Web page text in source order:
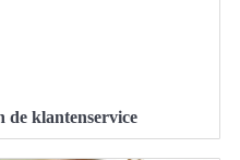
de klantenservice